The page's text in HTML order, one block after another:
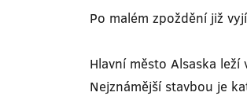
Po malém zpoždění již
Hlavní město Alsaska
Nejznámější stavbou je